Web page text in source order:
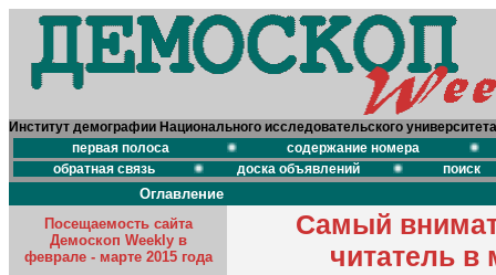
Институт демографии Национального исследовательского
первая полоса
содержание номера
обратная связь
доска объявлений поиск
Оглавление
Посещаемость сайта
Демоскоп Weekly в
феврале - марте 2015 года
Самый
читатель